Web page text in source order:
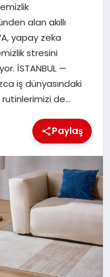
alan akıllı
yapay zeka
stresini
İSTANBUL —
iş dünyasındaki
de…
Paylaş